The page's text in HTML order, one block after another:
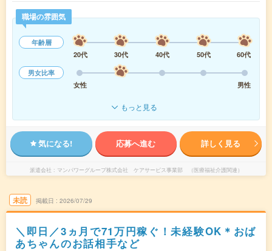
職場の雰囲気
年齢層
20代
30代 40代 50代
60代
男女比率
女性
男性
もっと見る
気になる! 応募へ進む 詳しく見る
派遣会社 マンパワーグループ株式会社 ケアサービス事業部 （医療福祉介護関連）
未読 掲載日 2026/07/29
＼即日／3ヵ月で71万円稼ぐ！未経験OK＊おば
あちゃんのお話相手など